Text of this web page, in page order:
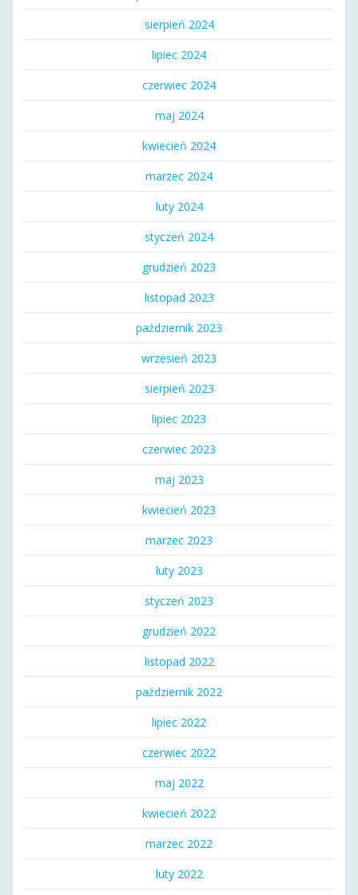
sierpień 2024
lipiec 2024
czerwiec 2024
maj 2024
kwiecień 2024
marzec 2024
luty 2024
styczeń 2024
grudzień 2023
listopad 2023
październik 2023
wrzesień 2023
sierpień 2023
lipiec 2023
czerwiec 2023
maj 2023
kwiecień 2023
marzec 2023
luty 2023
styczeń 2023
grudzień 2022
listopad 2022
październik 2022
lipiec 2022
czerwiec 2022
maj 2022
kwiecień 2022
marzec 2022
luty 2022